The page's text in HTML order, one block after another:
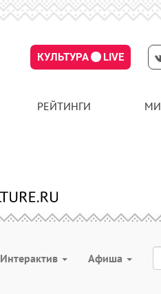
КУЛЬТУРА LIVE
РЕЙТИНГИ
Интерактив Aфиша